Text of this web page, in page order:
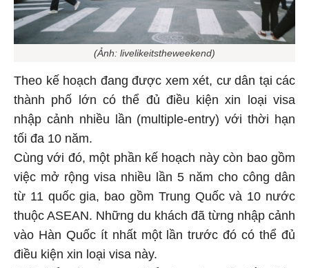
(Ảnh: livelikeitstheweekend)
Theo kế hoạch đang được xem xét, cư dân tại các
thành phố lớn có thể đủ điều kiện xin loại visa
nhập cảnh nhiều lần (multiple-entry) với thời hạn
tối đa 10 năm.
Cùng với đó, một phần kế hoạch này còn bao gồm
việc mở rộng visa nhiều lần 5 năm cho công dân
từ 11 quốc gia, bao gồm Trung Quốc và 10 nước
thuộc ASEAN. Những du khách đã từng nhập cảnh
vào Hàn Quốc ít nhất một lần trước đó có thể đủ
điều kiện xin loại visa này.